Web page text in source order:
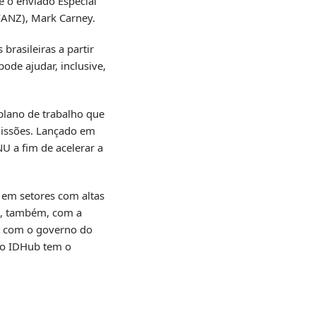
Mark Carney.
brasileiras a partir
ajudar, inclusive,
de trabalho que
Lançado em
a fim de acelerar a
setores com altas
também, com a
com o governo do
IDHub tem o